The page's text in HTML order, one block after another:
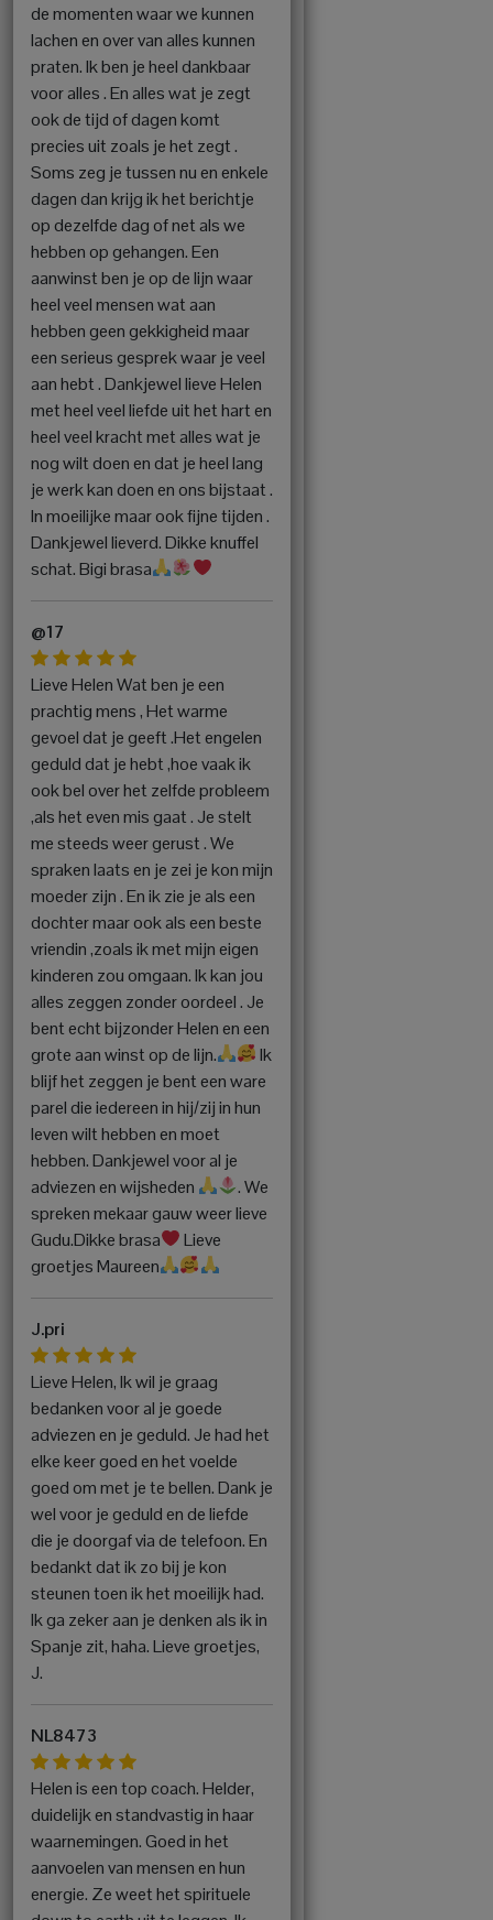
de momenten waar we kunnen
lachen en over van alles kunnen
praten. Ik ben je heel dankbaar
voor alles . En alles wat je zegt
ook de tijd of dagen komt
precies uit zoals je het zegt .
Soms zeg je tussen nu en enkele
dagen dan krijg ik het berichtje
op dezelfde dag of net als we
hebben op gehangen. Een
aanwinst ben je op de lijn waar
heel veel mensen wat aan
hebben geen gekkigheid maar
een serieus gesprek waar je veel
aan hebt . Dankjewel lieve Helen
met heel veel liefde uit het hart en
heel veel kracht met alles wat je
nog wilt doen en dat je heel lang
je werk kan doen en ons bijstaat .
In moeilijke maar ook fijne tijden .
Dankjewel lieverd. Dikke knuffel
schat. Bigi brasa
@17
Lieve Helen Wat ben je een
prachtig mens , Het warme
gevoel dat je geeft .Het engelen
geduld dat je hebt ,hoe vaak ik
ook bel over het zelfde probleem
,als het even mis gaat . Je stelt
me steeds weer gerust . We
spraken laats en je zei je kon mijn
moeder zijn . En ik zie je als een
dochter maar ook als een beste
vriendin ,zoals ik met mijn eigen
kinderen zou omgaan. Ik kan jou
alles zeggen zonder oordeel . Je
bent echt bijzonder Helen en een
grote aan winst op de lijn.
Ik
blijf het zeggen je bent een ware
parel die iedereen in hij/zij in hun
leven wilt hebben en moet
hebben. Dankjewel voor al je
adviezen en wijsheden
. We
spreken mekaar gauw weer lieve
Gudu.Dikke brasa
Lieve
groetjes Maureen
J.pri
Lieve Helen, Ik wil je graag
bedanken voor al je goede
adviezen en je geduld. Je had het
elke keer goed en het voelde
goed om met je te bellen. Dank je
wel voor je geduld en de liefde
die je doorgaf via de telefoon. En
bedankt dat ik zo bij je kon
steunen toen ik het moeilijk had.
Ik ga zeker aan je denken als ik in
Spanje zit, haha. Lieve groetjes,
J.
NL8473
Helen is een top coach. Helder,
duidelijk en standvastig in haar
waarnemingen. Goed in het
aanvoelen van mensen en hun
energie. Ze weet het spirituele